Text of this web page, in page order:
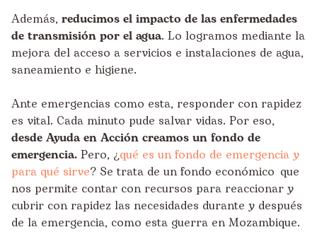
Además, reducimos el impacto de las enfermedades
de transmisión por el agua. Lo logramos mediante la
mejora del acceso a servicios e instalaciones de agua,
saneamiento e higiene.
Ante emergencias como esta, responder con rapidez
es vital. Cada minuto pude salvar vidas. Por eso,
desde Ayuda en Acción creamos un fondo de
emergencia. Pero, ¿qué es un fondo de emergencia y
para qué sirve? Se trata de un fondo económico que
nos permite contar con recursos para reaccionar y
cubrir con rapidez las necesidades durante y después
de la emergencia, como esta guerra en Mozambique.